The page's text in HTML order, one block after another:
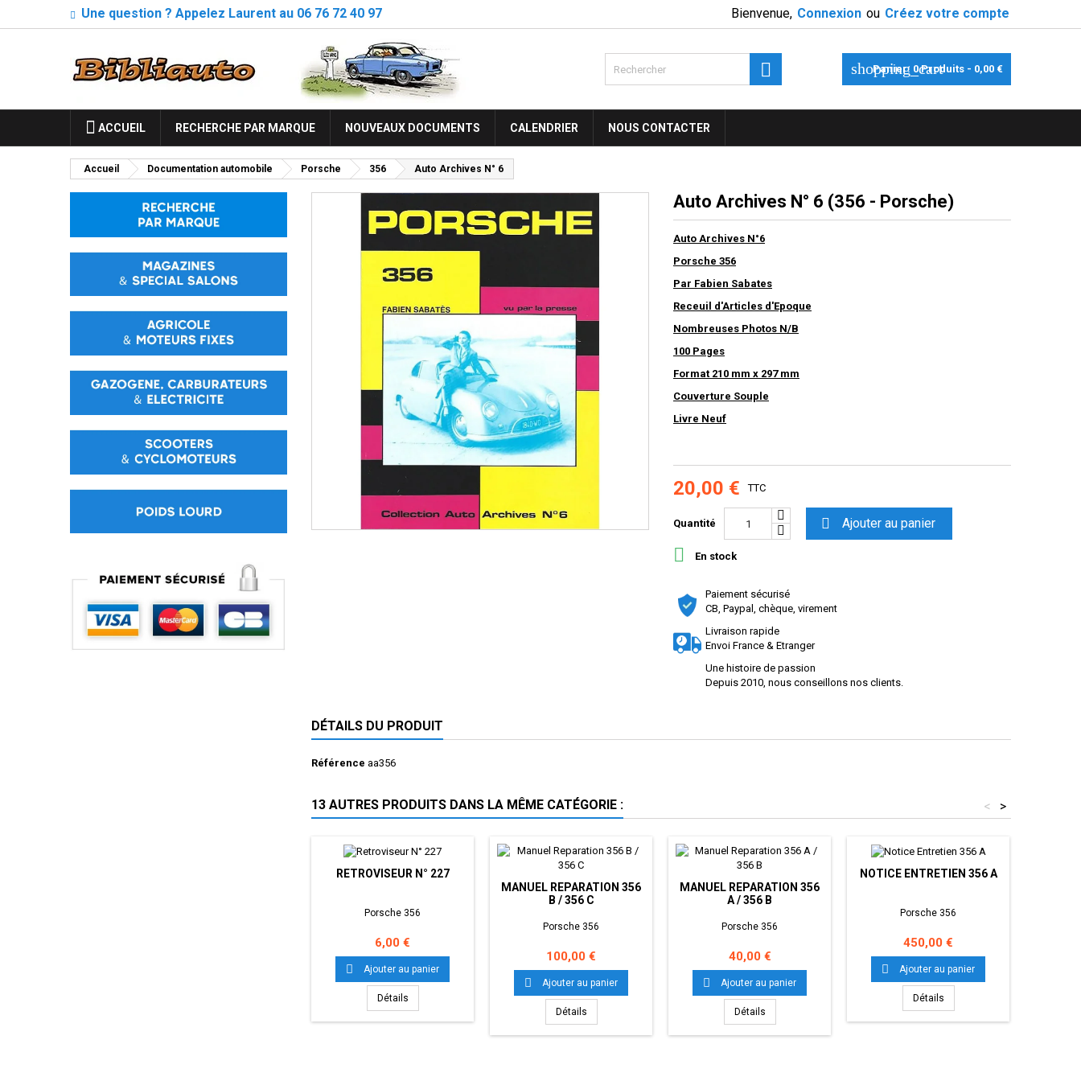
Une question ? Appelez Laurent au 06 76 72 40 97 Bienvenue, Connexion ou Créez votre compte
shopping_cart
Panier: 0Produits - 0,00 €

ACCUEIL RECHERCHE PAR MARQUE NOUVEAUX DOCUMENTS CALENDRIER NOUS CONTACTER
Accueil Documentation automobile Porsche 356 Auto Archives N° 6
Auto Archives N° 6 (356 - Porsche)
Auto Archives N°6
Porsche 356
Par Fabien Sabates
Receuil d'Articles d'Epoque
Nombreuses Photos N/B
100 Pages
Format 210 mm x 297 mm
Couverture Souple
Livre Neuf
20,00 € TTC
Quantité  Ajouter au panier
 En stock
Paiement sécurisé
CB, Paypal, chèque, virement
Livraison rapide
Envoi France & Etranger
Une histoire de passion
Depuis 2010, nous conseillons nos clients.
DÉTAILS DU PRODUIT
Référence aa356
13 AUTRES PRODUITS DANS LA MÊME CATÉGORIE : >
<
RETROVISEUR N° 227
Porsche 356
Prix
6,00 €
 Ajouter au panier
Détails
MANUEL REPARATION 356
B / 356 C
Porsche 356
Prix
100,00 €
 Ajouter au panier
Détails
MANUEL REPARATION 356
A / 356 B
Porsche 356
Prix
40,00 €
 Ajouter au panier
Détails
NOTICE ENTRETIEN 356 A
Porsche 356
Prix
450,00 €
 Ajouter au panier
Détails